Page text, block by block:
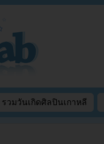
รวมวันเกิดศิลปินเกาหลี